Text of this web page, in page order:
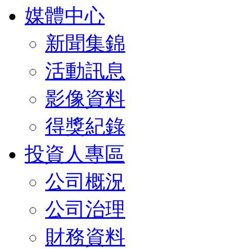
媒體中心
新聞集錦
活動訊息
影像資料
得獎紀錄
投資人專區
公司概況
公司治理
財務資料